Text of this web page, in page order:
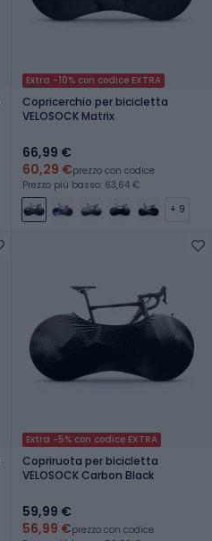
Extra -10% con codice EXTRA
Copricerchio per bicicletta
VELOSOCK Matrix
66,99 €
60,29 €prezzo con codice
Prezzo più basso: 63,64 €
+ 9
Extra -5% con codice EXTRA
Copriruota per bicicletta
VELOSOCK Carbon Black
59,99 €
56,99 €prezzo con codice